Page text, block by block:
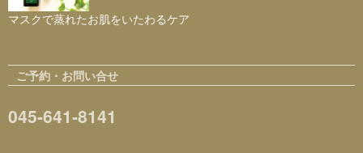
マスクで蒸れたお肌をいたわるケア
ご予約・お問い合せ
045-641-8141